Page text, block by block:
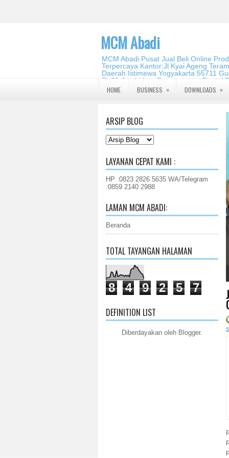
MCM Abadi
MCM Abadi Pusat Jual Beli Online
Terpercaya Kantor:Jl Kyai Ageng
Daerah Istimewa Yogyakarta 55711
Rt.01,Jambidan,
2140 2988
HOME BUSINESS » DOWNLOADS »
ARSIP BLOG
LAYANAN CEPAT KAMI :
HP :0823 2826 5635 WA/Telegram
:0859 2140 2988
LAMAN MCM ABADI:
Beranda
TOTAL TAYANGAN HALAMAN
8 4 9 2 5 7
DEFINITION LIST
Diberdayakan oleh Blogger.
1 2 3 4